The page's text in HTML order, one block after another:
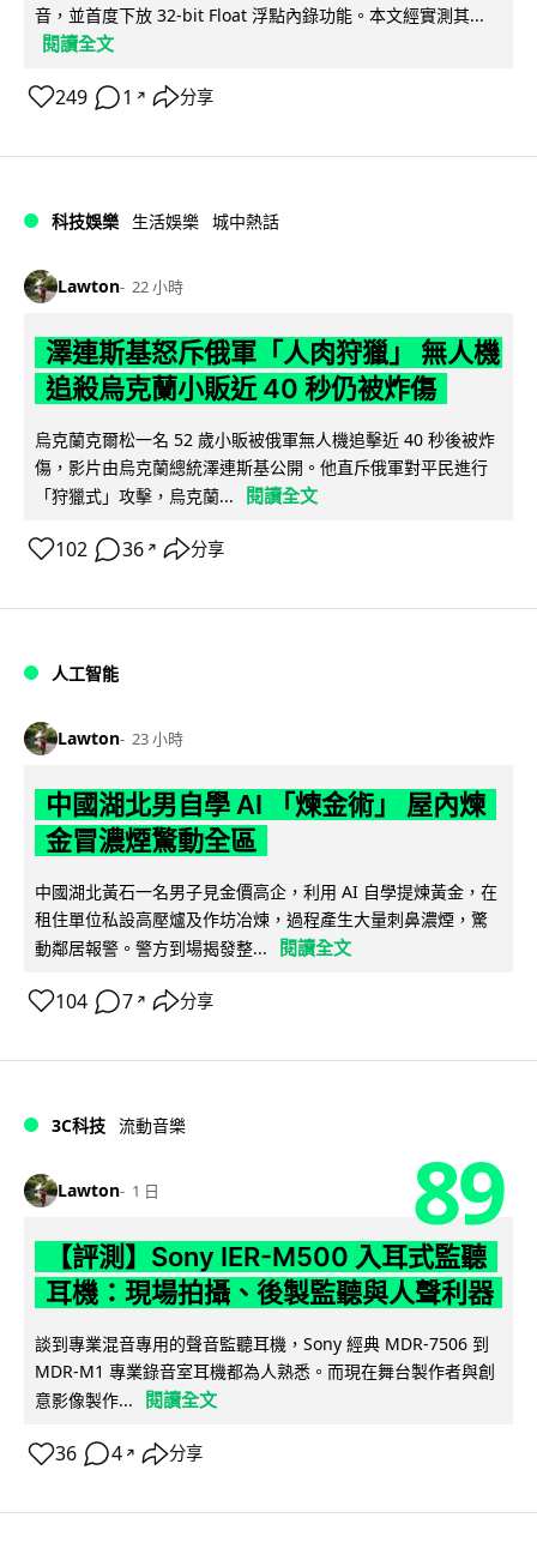
音，並首度下放 32-bit Float 浮點內錄功能。本文經實測其...
閱讀全文
249 1 ↗ 分享
科技娛樂 生活娛樂 城中熱話
Lawton 22 小時
澤連斯基怒斥俄軍「人肉狩獵」 無人機
追殺烏克蘭小販近 40 秒仍被炸傷
烏克蘭克爾松一名 52 歲小販被俄軍無人機追擊近 40 秒後被炸
傷，影片由烏克蘭總統澤連斯基公開。他直斥俄軍對平民進行
「狩獵式」攻擊，烏克蘭...
閱讀全文
102 36 ↗ 分享
人工智能
Lawton 23 小時
中國湖北男自學 AI 「煉金術」 屋內煉
金冒濃煙驚動全區
中國湖北黃石一名男子見金價高企，利用 AI 自學提煉黃金，在
租住單位私設高壓爐及作坊冶煉，過程產生大量刺鼻濃煙，驚
動鄰居報警。警方到場揭發整...
閱讀全文
104 7 ↗ 分享
3C科技 流動音樂
Lawton 1 日 89
【評測】Sony IER-M500 入耳式監聽
耳機：現場拍攝、後製監聽與人聲利器
談到專業混音專用的聲音監聽耳機，Sony 經典 MDR-7506 到
MDR-M1 專業錄音室耳機都為人熟悉。而現在舞台製作者與創
意影像製作...
閱讀全文
36 4 ↗ 分享